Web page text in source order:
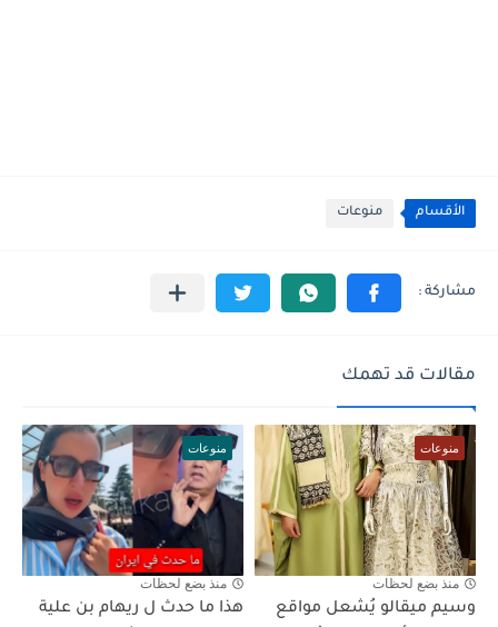
الأقسام منوعات
مقالات قد تهمك
منوعات
منذ بضع لحظات
وسيم ميقالو يُشعل مواقع
منوعات
منذ بضع لحظات
هذا ما حدث ل ريهام بن علية